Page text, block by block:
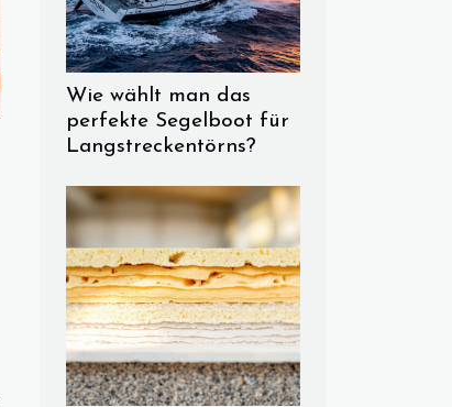
Wie wählt man das
perfekte Segelboot für
Langstreckentörns?